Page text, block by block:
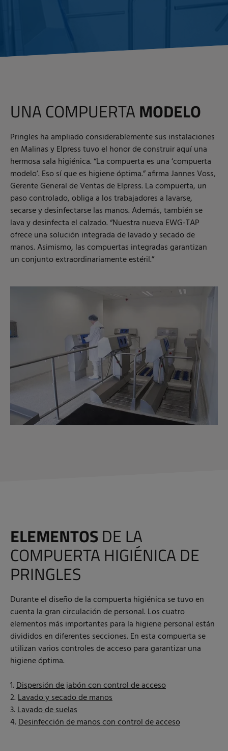
UNA COMPUERTA MODELO
Pringles ha ampliado considerablemente sus instalaciones
en Malinas y Elpress tuvo el honor de construir aquí una
hermosa sala higiénica. “La compuerta es una ‘compuerta
modelo’. Eso sí que es higiene óptima.” afirma Jannes Voss,
Gerente General de Ventas de Elpress. La compuerta, un
paso controlado, obliga a los trabajadores a lavarse,
secarse y desinfectarse las manos. Además, también se
lava y desinfecta el calzado. “Nuestra nueva EWG-TAP
ofrece una solución integrada de lavado y secado de
manos. Asimismo, las compuertas integradas garantizan
un conjunto extraordinariamente estéril.”
ELEMENTOS DE LA
COMPUERTA HIGIÉNICA DE
PRINGLES
Durante el diseño de la compuerta higiénica se tuvo en
cuenta la gran circulación de personal. Los cuatro
elementos más importantes para la higiene personal están
divididos en diferentes secciones. En esta compuerta se
utilizan varios controles de acceso para garantizar una
higiene óptima.
1.Dispersión de jabón con control de acceso
2.Lavado y secado de manos
3.Lavado de suelas
4.Desinfección de manos con control de acceso